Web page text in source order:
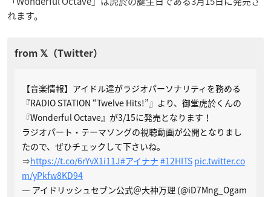
れます。
【音楽情報】アイドル達がラジオパーソナリティを務める
『RADIO STATION “Twelve Hits!”』より、御堂虎於くんの
『Wonderful Octave』が3/15に発売となります！
ラジオパート・テーマソングの視聴動画が公開となりまし
たので、ぜひチェックして下さいね。
⇒https://t.co/6rYvX1i11J#アイナナ #12HITS pic.twitter.co
m/yPkfw8KD94
— アイドリッシュセブン公式＠大神万理 (@iD7Mng_Ogam